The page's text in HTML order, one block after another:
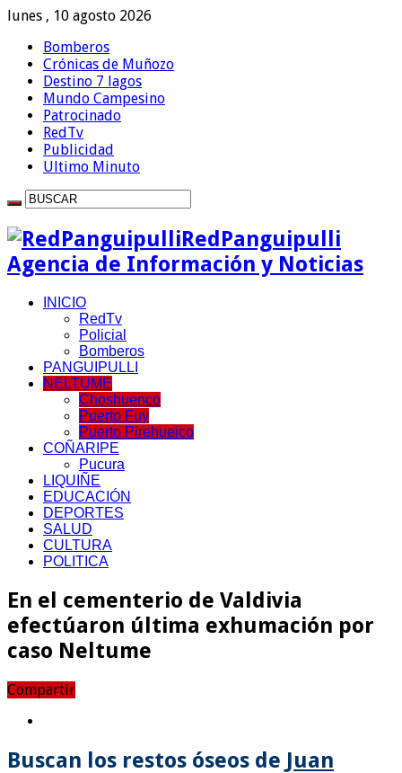
lunes , 10 agosto 2026
Bomberos
Crónicas de Muñozo
Destino 7 lagos
Mundo Campesino
Patrocinado
RedTv
Publicidad
Ultimo Minuto
RedPanguipulli
Agencia de Información y Noticias
INICIO
RedTv
Policial
Bomberos
PANGUIPULLI
NELTUME
Choshuenco
Puerto Fuy
Puerto Pirehueico
COÑARIPE
Pucura
LIQUIÑE
EDUCACIÓN
DEPORTES
SALUD
CULTURA
POLITICA
En el cementerio de Valdivia
efectúaron última exhumación por
caso Neltume
Compartir
Buscan los restos óseos de Juan